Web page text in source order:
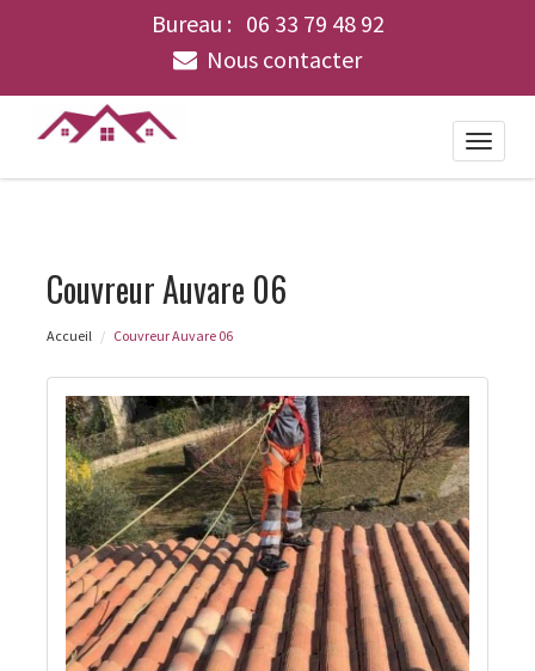
Bureau : 06 33 79 48 92
Nous contacter
Toggle
Couvreur Auvare 06
Accueil Couvreur Auvare 06